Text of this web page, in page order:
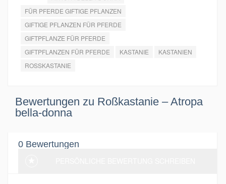
FÜR PFERDE GIFTIGE PFLANZEN
GIFTIGE PFLANZEN FÜR PFERDE
GIFTPFLANZE FÜR PFERDE
GIFTPFLANZEN FÜR PFERDE
KASTANIE
KASTANIEN
ROSSKASTANIE
Bewertungen zu Roßkastanie – Atropa
bella-donna
0 Bewertungen